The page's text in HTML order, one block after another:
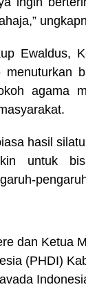
Ewaldus,
menuturkan
agama
hasil
untuk
dan Ketua
(PHDI)